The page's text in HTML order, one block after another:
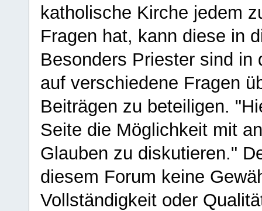
katholische Kirche jedem
Fragen hat, kann diese in
Besonders Priester sind in
auf verschiedene Fragen
Beiträgen zu beteiligen.
Seite die Möglichkeit mit
Glauben zu diskutieren."
diesem Forum keine
Vollständigkeit oder